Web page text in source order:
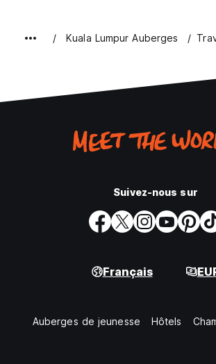
Kuala Lumpur Auberges
Suivez-nous sur
Français
Auberges de jeunesse Hôtels